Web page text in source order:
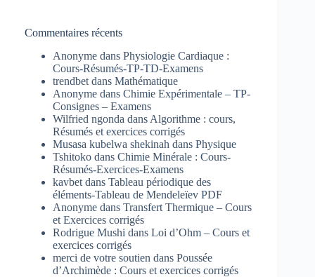
Commentaires récents
Anonyme dans Physiologie Cardiaque :
Cours-Résumés-TP-TD-Examens
trendbet dans Mathématique
Anonyme dans Chimie Expérimentale – TP-
Consignes – Examens
Wilfried ngonda dans Algorithme : cours,
Résumés et exercices corrigés
Musasa kubelwa shekinah dans Physique
Tshitoko dans Chimie Minérale : Cours-
Résumés-Exercices-Examens
kavbet dans Tableau périodique des
éléments-Tableau de Mendeleïev PDF
Anonyme dans Transfert Thermique – Cours
et Exercices corrigés
Rodrigue Mushi dans Loi d’Ohm – Cours et
exercices corrigés
merci de votre soutien dans Poussée
d’Archimède : Cours et exercices corrigés